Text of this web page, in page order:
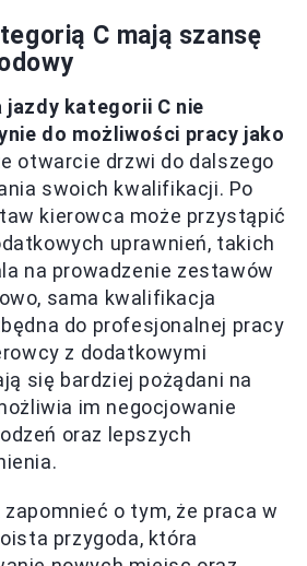
C mają szansę
jazdy kategorii C nie
do możliwości pracy jako
otwarcie drzwi do dalszego
swoich kwalifikacji. Po
kierowca może przystąpić
uprawnień, takich
na prowadzenie zestawów
sama kwalifikacja
do profesjonalnej pracy
z dodatkowymi
się bardziej pożądani na
im negocjowanie
oraz lepszych
o tym, że praca w
przygoda, która